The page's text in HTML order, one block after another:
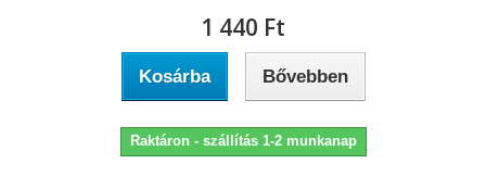
1 440 Ft‎
Kosárba Bővebben
Raktáron - szállítás 1-2 munkanap